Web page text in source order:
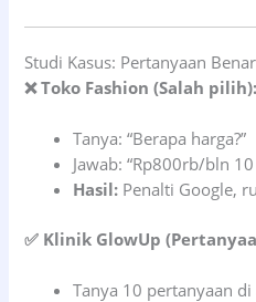
Studi Kasus: Pertanyaan
❌ Toko Fashion (Salah pilih):
Tanya: “Berapa harga?”
Jawab: “Rp800rb/bln
Hasil: Penalti Google,
✅ Klinik GlowUp
Tanya 10 pertanyaan di